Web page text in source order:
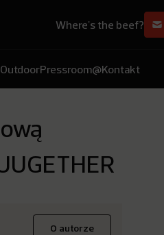
Where's the beef?
OutdoorPressroom@Kontakt
O autorze